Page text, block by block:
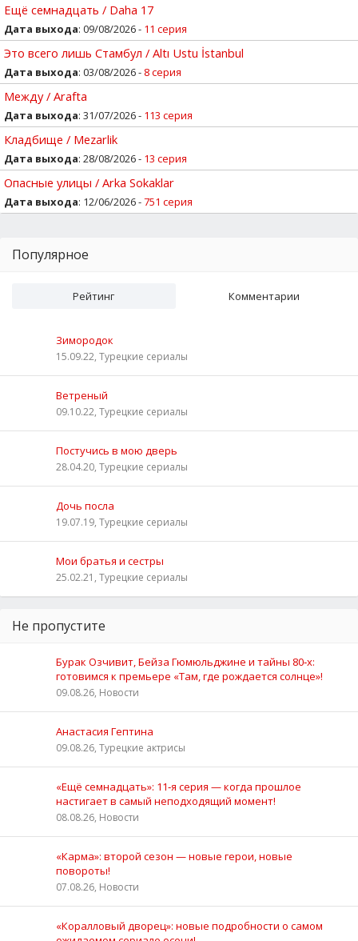
Ещё семнадцать / Daha 17
Дата выхода: 09/08/2026 - 11 серия
Это всего лишь Стамбул / Altı Ustu İstanbul
Дата выхода: 03/08/2026 - 8 серия
Между / Arafta
Дата выхода: 31/07/2026 - 113 серия
Кладбище / Mezarlik
Дата выхода: 28/08/2026 - 13 серия
Опасные улицы / Arka Sokaklar
Дата выхода: 12/06/2026 -751 серия
Популярное
Рейтинг Комментарии
Зимородок
15.09.22, Турецкие сериалы
Ветреный
09.10.22, Турецкие сериалы
Постучись в мою дверь
28.04.20, Турецкие сериалы
Дочь посла
19.07.19, Турецкие сериалы
Мои братья и сестры
25.02.21, Турецкие сериалы
Не пропустите
Бурак Озчивит, Бейза Гюмюльджине и тайны 80‑х:
готовимся к премьере «Там, где рождается солнце»!
09.08.26, Новости
Анастасия Гептина
09.08.26, Турецкие актрисы
«Ещё семнадцать»: 11‑я серия — когда прошлое
настигает в самый неподходящий момент!
08.08.26, Новости
«Карма»: второй сезон — новые герои, новые
повороты!
07.08.26, Новости
«Коралловый дворец»: новые подробности о самом